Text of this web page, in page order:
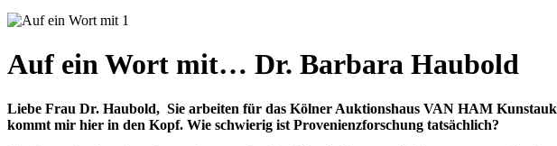
Auf ein Wort mit… Dr. Barbara Haubold
Liebe Frau Dr. Haubold, Sie arbeiten für das Kölner Auktionshaus VAN HAM
kommt mir hier in den Kopf. Wie schwierig ist Provenienzforschung tatsächlich?